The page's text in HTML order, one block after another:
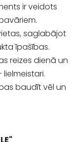
ir veidots
saglabājot
īpašības.
reizes dienā un
lielmeistari.
baudīt vēl un